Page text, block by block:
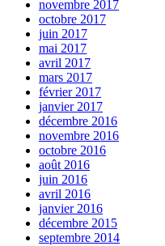
novembre 2017
octobre 2017
juin 2017
mai 2017
avril 2017
mars 2017
février 2017
janvier 2017
décembre 2016
novembre 2016
octobre 2016
août 2016
juin 2016
avril 2016
janvier 2016
décembre 2015
septembre 2014